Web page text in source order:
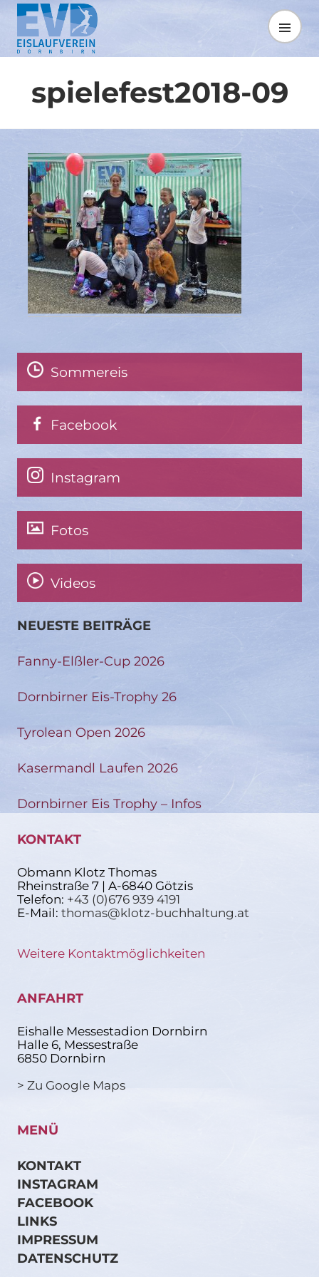
Springe
zum
Inhalt
MENÜ
spielefest2018-09
Sommereis
Facebook
Instagram
Fotos
Videos
NEUESTE BEITRÄGE
Fanny-Elßler-Cup 2026
Dornbirner Eis-Trophy 26
Tyrolean Open 2026
Kasermandl Laufen 2026
Dornbirner Eis Trophy – Infos
KONTAKT
Obmann Klotz Thomas
Rheinstraße 7 | A-6840 Götzis
Telefon: +43 (0)676 939 4191
E-Mail: thomas@klotz-buchhaltung.at
Weitere Kontaktmöglichkeiten
ANFAHRT
Eishalle Messestadion Dornbirn
Halle 6, Messestraße
6850 Dornbirn
> Zu Google Maps
MENÜ
KONTAKT
INSTAGRAM
FACEBOOK
LINKS
IMPRESSUM
DATENSCHUTZ